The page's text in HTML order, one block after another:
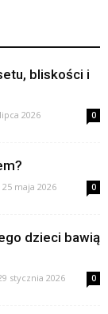
bliskości i
2026 0
25 maja 2026 0
dzieci bawią
stycznia 2026 0